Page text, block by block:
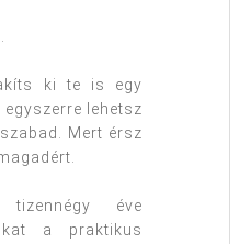
ki te is egy
lehetsz
Mert érsz
tizennégy éve
a praktikus